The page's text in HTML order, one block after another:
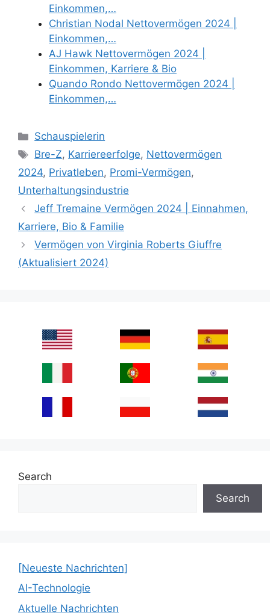
Einkommen,…
Christian Nodal Nettovermögen 2024 |
Einkommen,…
AJ Hawk Nettovermögen 2024 |
Einkommen, Karriere & Bio
Quando Rondo Nettovermögen 2024 |
Einkommen,…
Categories
Schauspielerin
Tags
Bre-Z, Karriereerfolge, Nettovermögen
2024, Privatleben, Promi-Vermögen,
Unterhaltungsindustrie
Jeff Tremaine Vermögen 2024 | Einnahmen,
Karriere, Bio & Familie
Vermögen von Virginia Roberts Giuffre
(Aktualisiert 2024)
Search
Search
[Neueste Nachrichten]
AI-Technologie
Aktuelle Nachrichten